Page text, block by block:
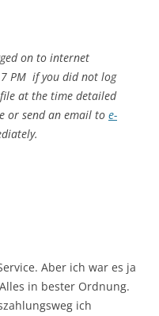
on to internet
PM if you did not log
at the time detailed
or send an email to e-
Aber ich war es ja
in bester Ordnung.
ich